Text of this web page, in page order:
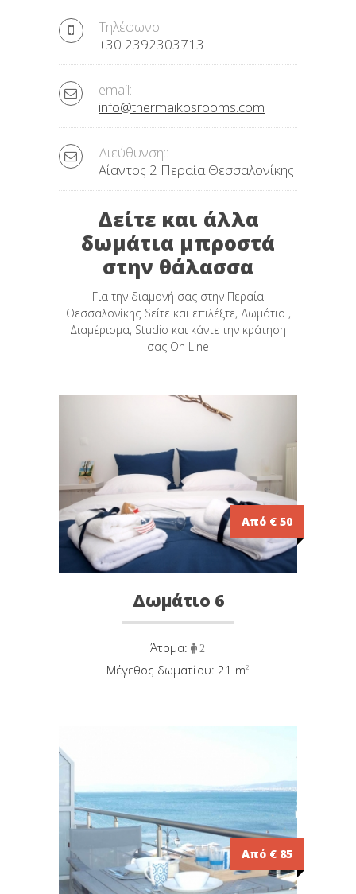
Τηλέφωνο:
+30 2392303713
email:
info@thermaikosrooms.com
Διεύθυνση::
Αίαντος 2 Περαία Θεσσαλονίκης
Δείτε και άλλα
δωμάτια μπροστά
στην θάλασσα
Για την διαμονή σας στην Περαία
Θεσσαλονίκης δείτε και επιλέξτε, Δωμάτιο ,
Διαμέρισμα, Studio και κάντε την κράτηση
σας On Line
Από € 50
Δωμάτιο 6
Άτομα: 2
Μέγεθος δωματίου: 21 m²
Από € 85